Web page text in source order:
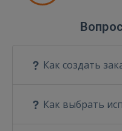
Как создать
Как выбрать